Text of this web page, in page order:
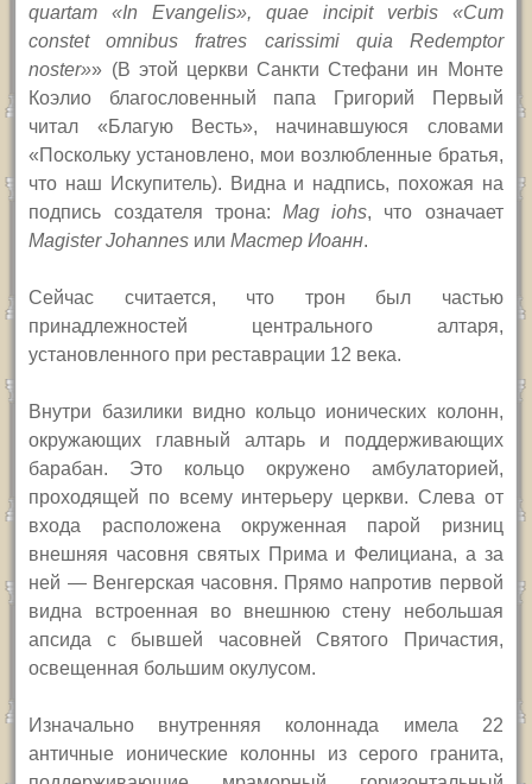
quartam «In Evangelis», quae incipit verbis «Cum
constet omnibus fratres carissimi quia Redemptor
noster»» (В этой церкви Санкти Стефани ин Монте
Коэлио благословенный папа Григорий Первый
читал «Благую Весть», начинавшуюся словами
«Поскольку установлено, мои возлюбленные братья,
что наш Искупитель). Видна и надпись, похожая на
подпись создателя трона: Mag iohs, что означает
Magister Johannes илиМастер Иоанн.
Сейчас считается, что трон был частью
принадлежностей центрального алтаря,
установленного при реставрации 12 века.
Внутри базилики видно кольцо ионических колонн,
окружающих главный алтарь и поддерживающих
барабан. Это кольцо окружено амбулаторией,
проходящей по всему интерьеру церкви. Слева от
входа расположена окруженная парой ризниц
внешняя часовня святых Прима и Фелициана, а за
ней — Венгерская часовня. Прямо напротив первой
видна встроенная во внешнюю стену небольшая
апсида с бывшей часовней Святого Причастия,
освещенная большим окулусом.
Изначально внутренняя колоннада имела 22
античные ионические колонны из серого гранита,